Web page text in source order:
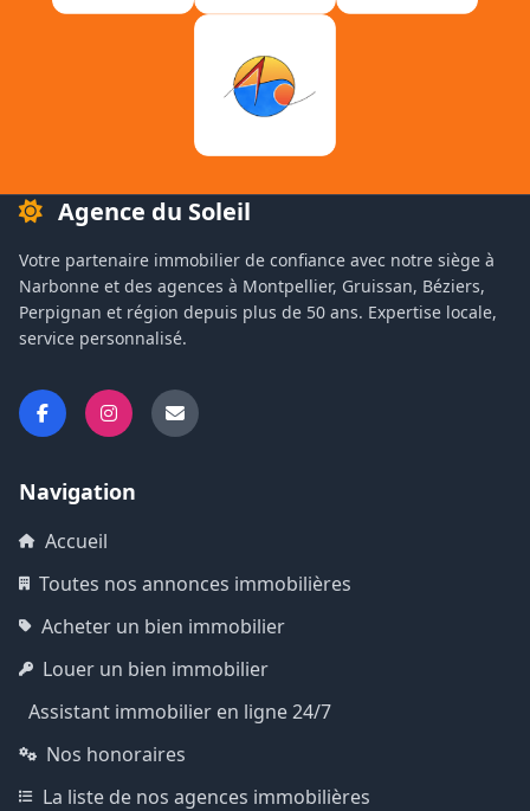
Agence du Soleil
Votre partenaire immobilier de confiance avec notre siège à
Narbonne et des agences à Montpellier, Gruissan, Béziers,
Perpignan et région depuis plus de 50 ans. Expertise locale,
service personnalisé.
Navigation
Accueil
Toutes nos annonces immobilières
Acheter un bien immobilier
Louer un bien immobilier
Assistant immobilier en ligne 24/7
Nos honoraires
La liste de nos agences immobilières